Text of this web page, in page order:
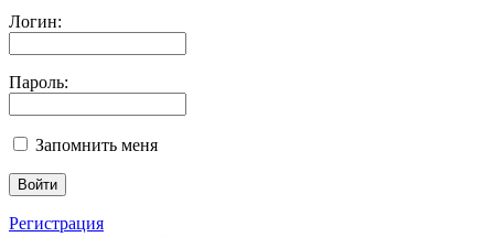
Логин:
Пароль:
Запомнить меня
Регистрация